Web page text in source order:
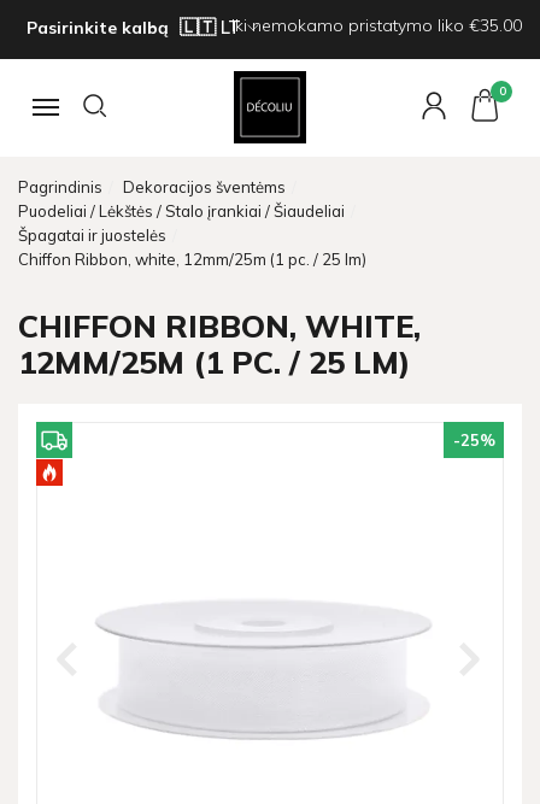
Pasirinkite kalbą Iki nemokamo pristatymo liko €35.00
Navigacija
0
Pagrindinis
Dekoracijos šventėms
Puodeliai / Lėkštės / Stalo įrankiai / Šiaudeliai
Špagatai ir juostelės
Chiffon Ribbon, white, 12mm/25m (1 pc. / 25 lm)
CHIFFON RIBBON, WHITE,
12MM/25M (1 PC. / 25 LM)
-25%